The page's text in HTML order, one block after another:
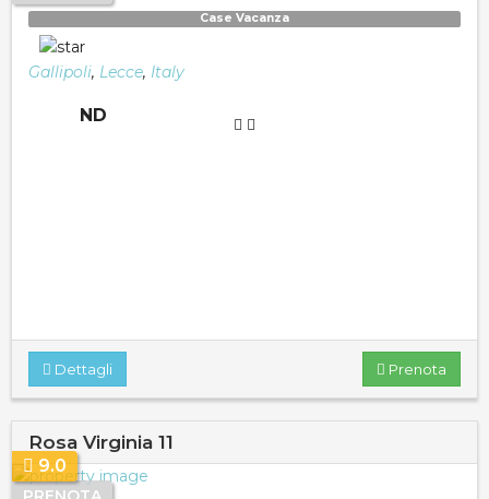
Case Vacanza
Gallipoli, Lecce, Italy
ND
Prenota
Dettagli
Rosa Virginia 11
9.0